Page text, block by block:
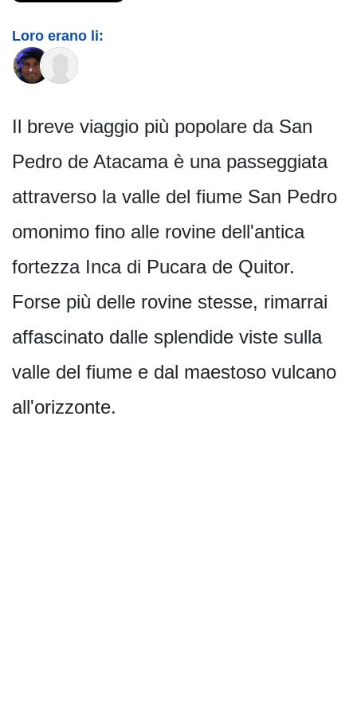
Loro erano li:
Il breve viaggio più popolare da San
Pedro de Atacama è una passeggiata
attraverso la valle del fiume San Pedro
omonimo fino alle rovine dell'antica
fortezza Inca di Pucara de Quitor.
Forse più delle rovine stesse, rimarrai
affascinato dalle splendide viste sulla
valle del fiume e dal maestoso vulcano
all'orizzonte.